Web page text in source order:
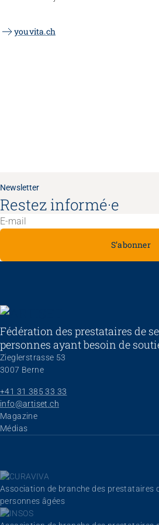
youvita.ch
Newsletter
Restez informé·e
S’abonner
ARTISET
Fédération des prestataires de
personnes ayant besoin de
Zieglerstrasse 53
3007 Berne
+41 31 385 33 33
info@artiset.ch
Aller au contenu
Magazine
Médias
Association de branche des prestataires
personnes âgées